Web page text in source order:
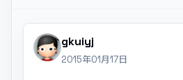
gkuiyj
2015年01月17日